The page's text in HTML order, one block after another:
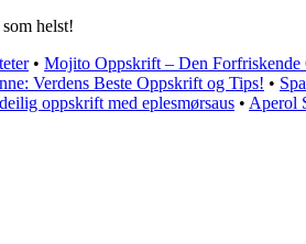
helst!
• Mojito Oppskrift – Den Forfriskende
Verdens Beste Oppskrift og Tips! •
oppskrift med eplesmørsaus • Aperol